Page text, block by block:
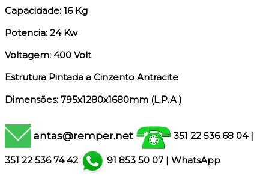
Capacidade: 16 Kg
Potencia: 24 Kw
Voltagem: 400 Volt
Estrutura Pintada a Cinzento Antracite
Dimensões: 795x1280x1680mm (L.P.A.)
antas@remper.net 351 22 536 68 04 |
351 22 536 74 42 91 853 50 07 | WhatsApp